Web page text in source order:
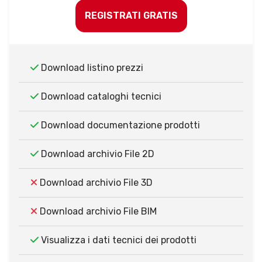
REGISTRATI GRATIS
Download listino prezzi
Download cataloghi tecnici
Download documentazione prodotti
Download archivio File 2D
Download archivio File 3D
Download archivio File BIM
Visualizza i dati tecnici dei prodotti